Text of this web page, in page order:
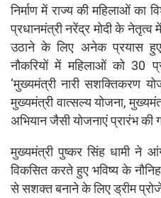
निर्माण में राज्य की महिलाओं का
प्रधानमंत्री नरेंद्र मोदी के
उठाने के लिए अनेक प्रयास
नौकरियों में महिलाओं को 30
‘मुख्यमंत्री नारी सशक्तिकरण
मुख्यमंत्री वात्सल्य योजना,
अभियान जैसी योजनाएं प्रारंभ की
मुख्यमंत्री पुष्कर सिंह धामी ने
विकसित करते हुए भविष्य के
से सशक्त बनाने के लिए ड्रीम